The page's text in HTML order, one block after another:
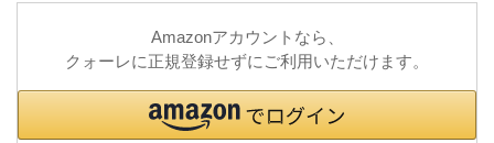
Amazonアカウントなら、
クォーレに正規登録せずにご利用いただけます。